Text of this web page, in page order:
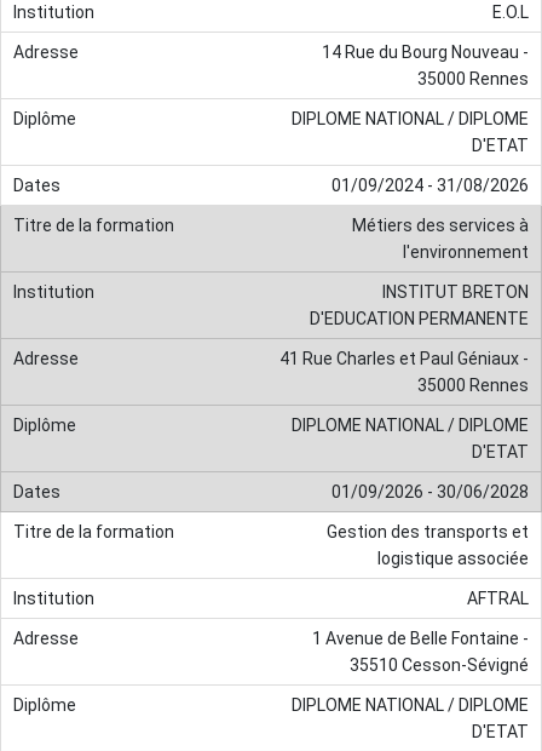
E.O.L
14 Rue du Bourg Nouveau -
35000 Rennes
DIPLOME NATIONAL / DIPLOME
D'ETAT
01/09/2024 - 31/08/2026
Métiers des services à
l'environnement
INSTITUT BRETON
D'EDUCATION PERMANENTE
41 Rue Charles et Paul Géniaux -
35000 Rennes
DIPLOME NATIONAL / DIPLOME
D'ETAT
01/09/2026 - 30/06/2028
Gestion des transports et
logistique associée
AFTRAL
1 Avenue de Belle Fontaine -
35510 Cesson-Sévigné
DIPLOME NATIONAL / DIPLOME
D'ETAT